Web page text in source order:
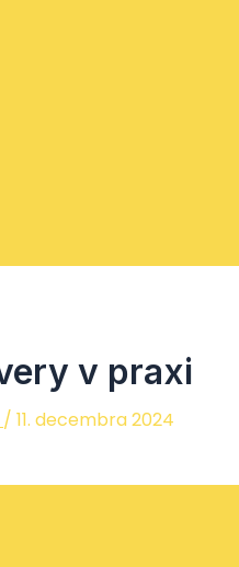
v praxi
/ 11. decembra 2024